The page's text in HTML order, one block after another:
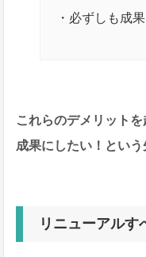
・必ずしも成
これらのデメリットを
成果にしたい！という
リニューアルす